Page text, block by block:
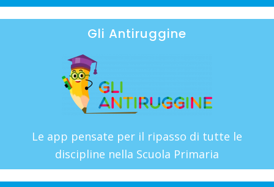
Gli Antiruggine
Le app pensate per il ripasso di tutte le
discipline nella Scuola Primaria